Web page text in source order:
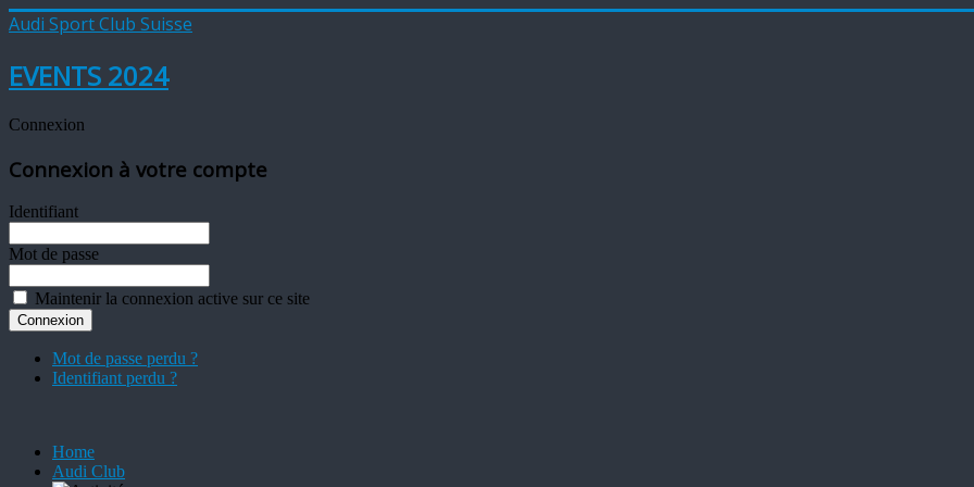
Audi Sport Club Suisse
EVENTS 2024
Connexion
Connexion à votre compte
Identifiant
Mot de passe
Maintenir la connexion active sur ce site
Mot de passe perdu ?
Identifiant perdu ?
Home
Audi Club